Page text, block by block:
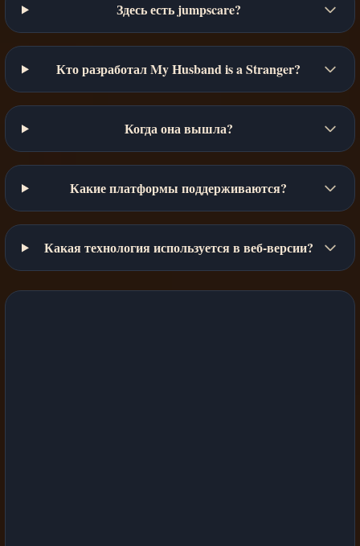
Здесь есть jumpscare?
Кто разработал My Husband is a Stranger?
Когда она вышла?
Какие платформы поддерживаются?
Какая технология используется в веб-версии?